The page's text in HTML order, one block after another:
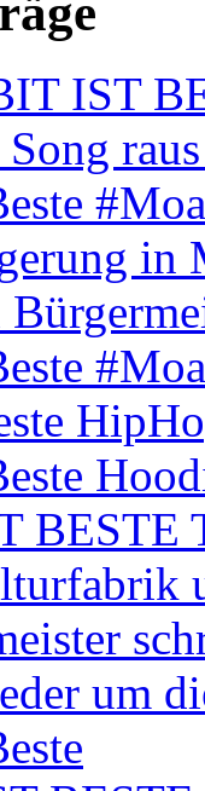
IST
in
BESTE
um